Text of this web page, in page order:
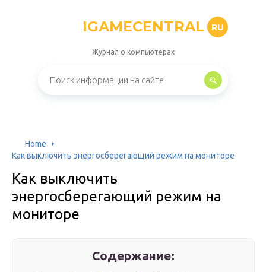
IGAMECENTRAL RU
Журнал о компьютерах
Home
Как выключить энергосберегающий режим на мониторе
Как выключить
энергосберегающий режим на
мониторе
Содержание: